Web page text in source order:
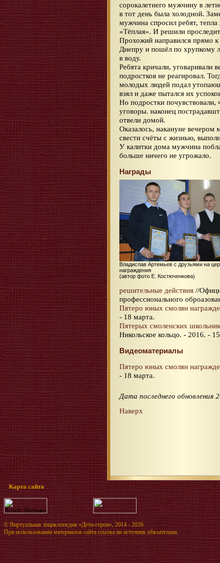
сорокалетнего мужчину в
в тот день была холодной.
мужчина спросил ребят,
«Тёплая». И решили
Прохожий направился прямо к
Днепру и пошёл по хрупкому
в воду.
Ребята кричали, уговаривали
подростков не реагировал.
молодых людей подал
взял и даже пытался их
Но подростки
уговоры. наконец
отвели домой.
Оказалось, накануне
свести счёты с жизнью,
У калитки дома мужчина
больше ничего не угрожало.
Награды
Владислав Артемьев с друзьями на
награждения
(автор фото Е. Костюченкова)
решительные действия //
профессионального
Пятеро юных смолян
- 18 марта.
Пятерых смоленских
Никольское кольцо. - 2016. -
Видеоматериалы
Пятеро юных смолян
- 18 марта.
Дата последнего обновления
Наверх
Карта сайта
©Виртуальная энциклопедия «Дети-герои», 2014 - 2026
При использовании материалов сайта ссылка на источник обязательна.